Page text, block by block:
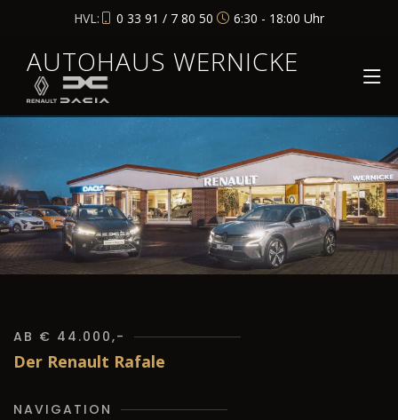
HVL: 0 33 91 / 7 80 50 6:30 - 18:00 Uhr
AUTOHAUS WERNICKE
AB € 44.000,-
Der Renault Rafale
NAVIGATION